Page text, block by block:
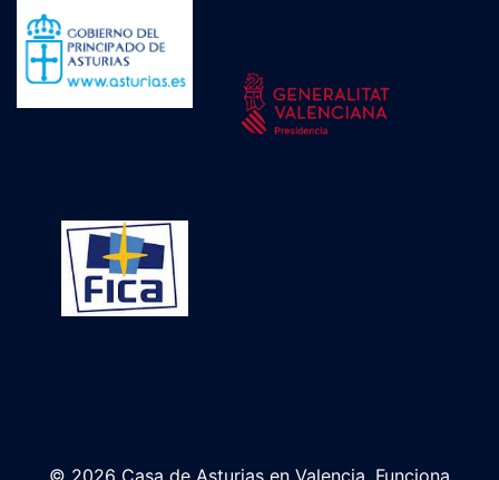
© 2026 Casa de Asturias en Valencia. Funciona